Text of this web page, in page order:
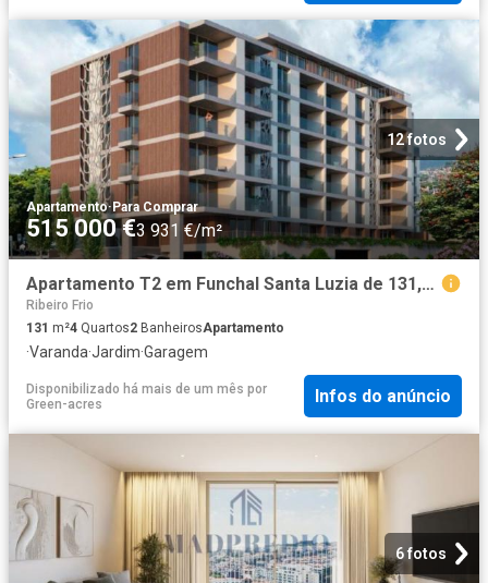
12 fotos
Apartamento· Para Comprar
515 000 €3 931 €/m²
Apartamento T2 em Funchal Santa Luzia de 131,00 m² 131m² Santa maria maior funchal
Ribeiro Frio
131 m²4 Quartos2 BanheirosApartamento
·Varanda·Jardim·Garagem
Disponibilizado há mais de um mês por
Green-acres
Infos do anúncio
6 fotos